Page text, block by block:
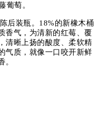
葡萄。
后装瓶。18%的新橡木桶
香气，为清新的红莓、覆
清晰上扬的酸度、柔软精
气质，就像一口咬开新鲜
。